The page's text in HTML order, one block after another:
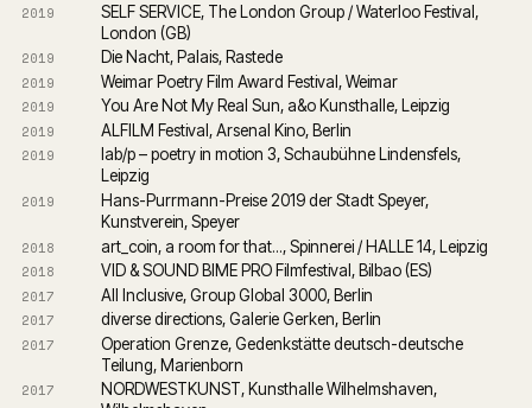
2019
SELF SERVICE, The London Group / Waterloo Festival,
London (GB)
2019
Die Nacht, Palais, Rastede
2019
Weimar Poetry Film Award Festival, Weimar
2019
You Are Not My Real Sun, a&o Kunsthalle, Leipzig
2019
ALFILM Festival, Arsenal Kino, Berlin
2019
lab/p – poetry in motion 3, Schaubühne Lindensfels,
Leipzig
2019
Hans-Purrmann-Preise 2019 der Stadt Speyer,
Kunstverein, Speyer
2018
art_coin, a room for that..., Spinnerei / HALLE 14, Leipzig
2018
VID & SOUND BIME PRO Filmfestival, Bilbao (ES)
2017
All Inclusive, Group Global 3000, Berlin
2017
diverse directions, Galerie Gerken, Berlin
2017
Operation Grenze, Gedenkstätte deutsch-deutsche
Teilung, Marienborn
2017
NORDWESTKUNST, Kunsthalle Wilhelmshaven,